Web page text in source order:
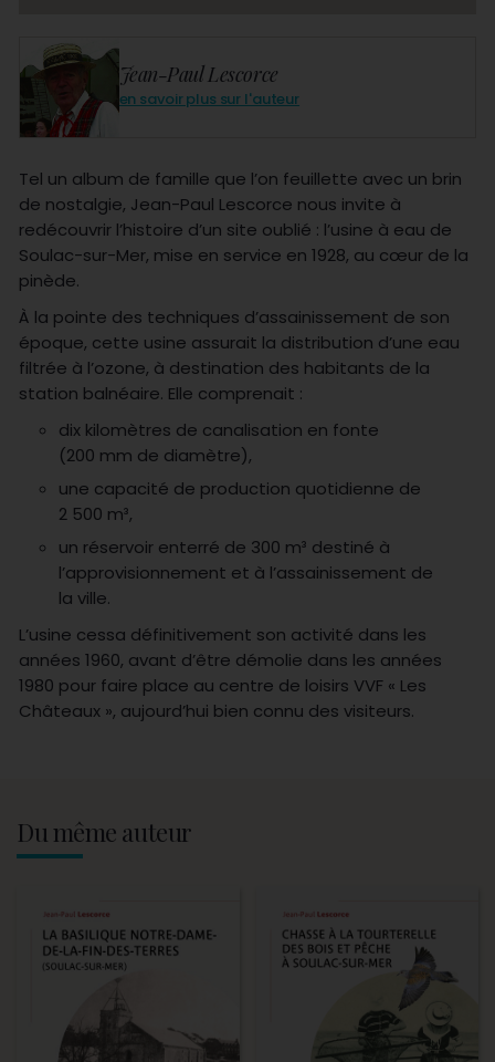
Jean-Paul Lescorce
en savoir plus sur l'auteur
Tel un album de famille que l’on feuillette avec un brin
de nostalgie, Jean-Paul Lescorce nous invite à
redécouvrir l’histoire d’un site oublié : l’usine à eau de
Soulac-sur-Mer, mise en service en 1928, au cœur de la
pinède.
À la pointe des techniques d’assainissement de son
époque, cette usine assurait la distribution d’une eau
filtrée à l’ozone, à destination des habitants de la
station balnéaire. Elle comprenait :
dix kilomètres de canalisation en fonte
(200 mm de diamètre),
une capacité de production quotidienne de
2 500 m³,
un réservoir enterré de 300 m³ destiné à
l’approvisionnement et à l’assainissement de
la ville.
L’usine cessa définitivement son activité dans les
années 1960, avant d’être démolie dans les années
1980 pour faire place au centre de loisirs VVF « Les
Châteaux », aujourd’hui bien connu des visiteurs.
Du même auteur